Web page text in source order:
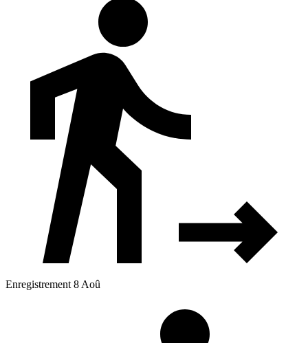
Enregistrement 8 Aoû